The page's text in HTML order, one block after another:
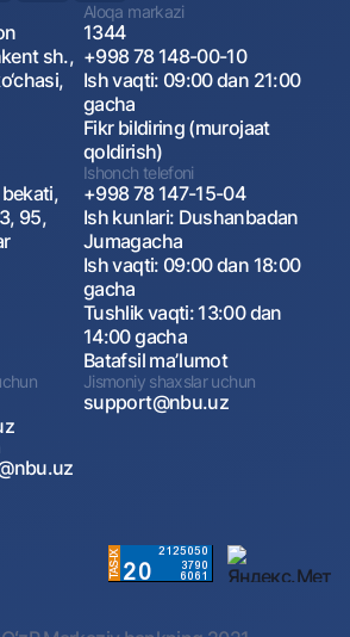
sh.,
Aloqa markazi
1344
+998 78 148-00-10
Ish vaqti: 09:00 dan 21:00
gacha
Fikr bildiring (murojaat
qoldirish)
95,
Ishonch telefoni
+998 78 147-15-04
Ish kunlari: Dushanbadan
Jumagacha
Ish vaqti: 09:00 dan 18:00
gacha
Tushlik vaqti: 13:00 dan
14:00 gacha
Batafsil maʼlumot
Jismoniy shaxslar uchun
support@nbu.uz